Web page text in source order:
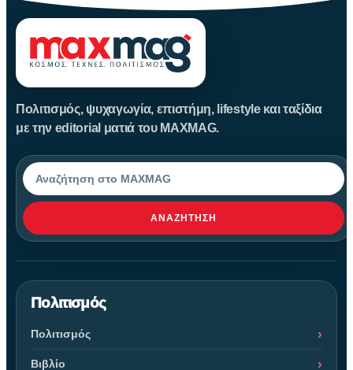
Πολιτισμός, ψυχαγωγία, επιστήμη, lifestyle και ταξίδια
με την editorial ματιά του MAXMAG.
Αναζήτηση
ΑΝΑΖΉΤΗΣΗ
Πολιτισμός
Πολιτισμός
Βιβλίο